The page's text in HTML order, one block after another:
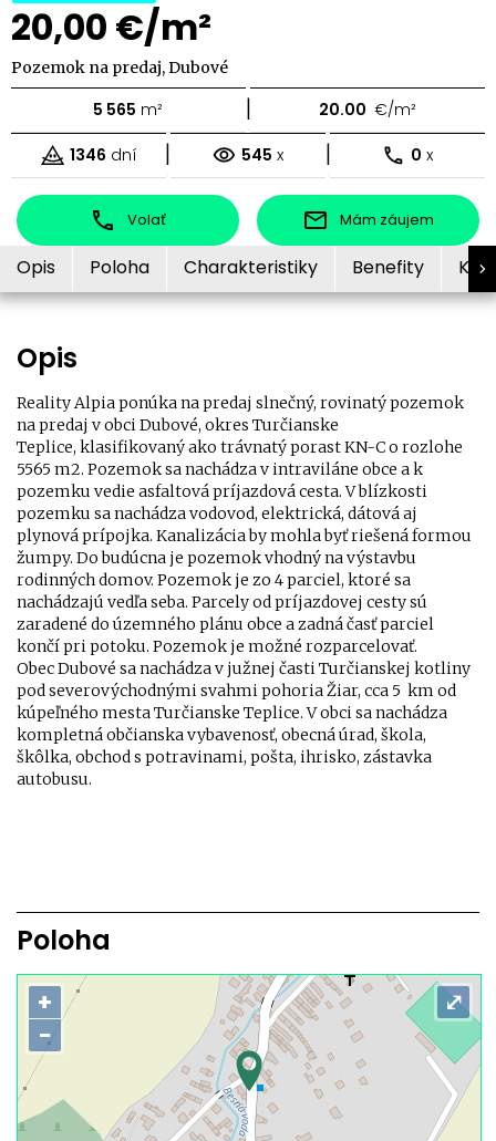
20,00 €/m²
Pozemok na predaj, Dubové
5 565 m² | 20.00 €/m²
1346 dní | 545 x | 0 x
Volať Mám záujem
Opis Poloha Charakteristiky Benefity
Opis
Reality Alpia ponúka na predaj slnečný, rovinatý pozemok
na predaj v obci Dubové, okres Turčianske
Teplice, klasifikovaný ako trávnatý porast KN-C o rozlohe
5565 m2. Pozemok sa nachádza v intraviláne obce a k
pozemku vedie asfaltová príjazdová cesta. V blízkosti
pozemku sa nachádza vodovod, elektrická, dátová aj
plynová prípojka. Kanalizácia by mohla byť riešená formou
žumpy. Do budúcna je pozemok vhodný na výstavbu
rodinných domov. Pozemok je zo 4 parciel, ktoré sa
nachádzajú vedľa seba. Parcely od príjazdovej cesty sú
zaradené do územného plánu obce a zadná časť parciel
končí pri potoku. Pozemok je možné rozparcelovať.
Obec Dubové sa nachádza v južnej časti Turčianskej kotliny
pod severovýchodnými svahmi pohoria Žiar, cca 5 km od
kúpeľného mesta Turčianske Teplice. V obci sa nachádza
kompletná občianska vybavenosť, obecná úrad, škola,
škôlka, obchod s potravinami, pošta, ihrisko, zástavka
autobusu.
Poloha
+
−
⤢